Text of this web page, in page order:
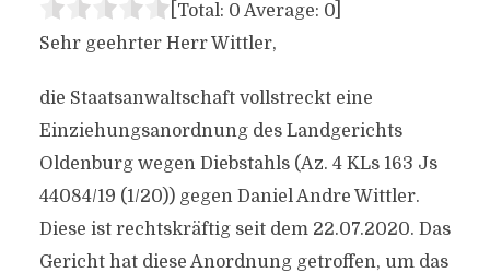
[Total: 0 Average: 0]
Sehr geehrter Herr Wittler,
die Staatsanwaltschaft vollstreckt eine
Einziehungsanordnung des Landgerichts
Oldenburg wegen Diebstahls (Az. 4 KLs 163 Js
44084/19 (1/20)) gegen Daniel Andre Wittler.
Diese ist rechtskräftig seit dem 22.07.2020. Das
Gericht hat diese Anordnung getroffen, um das